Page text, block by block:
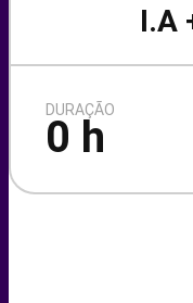
I.A
DURAÇÃO
0 h